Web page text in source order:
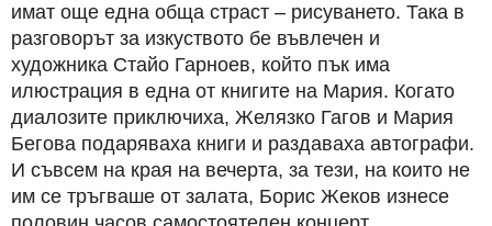
имат още една обща страст – рисуването. Така в
разговорът за изкуството бе въвлечен и
художника Стайо Гарноев, който пък има
илюстрация в една от книгите на Мария. Когато
диалозите приключиха, Желязко Гагов и Мария
Бегова подаряваха книги и раздаваха автографи.
И съвсем на края на вечерта, за тези, на които не
им се тръгваше от залата, Борис Жеков изнесе